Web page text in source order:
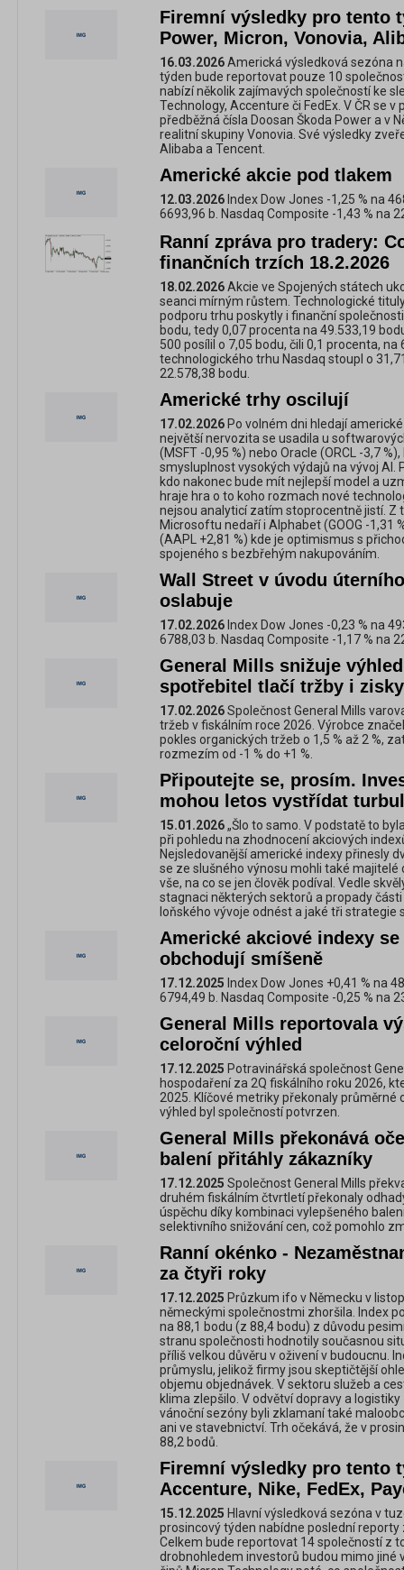
Firemní výsledky pro tento
Power, Micron, Vonovia,
16.03.2026Americká výsledková sezóna
týden bude reportovat pouze 10
nabízí několik zajímavých společností ke
Technology, Accenture či FedEx. V ČR se
předběžná čísla Doosan Škoda Power a v
realitní skupiny Vonovia. Své výsledky
Alibaba a Tencent.
Americké akcie pod tlakem
12.03.2026 Index Dow Jones -1,25 % na
6693,96 b. Nasdaq Composite -1,43 % na
Ranní zpráva pro tradery:
finančních trzích 18.2.2026
18.02.2026Akcie ve Spojených státech
seanci mírným růstem. Technologické
podporu trhu poskytly i finanční
bodu, tedy 0,07 procenta na 49.533,19
500 posílil o 7,05 bodu, čili 0,1 procenta, na
technologického trhu Nasdaq stoupl o
22.578,38 bodu.
Americké trhy oscilují
17.02.2026 Po volném dni hledají
největší nervozita se usadila u
(MSFT -0,95 %) nebo Oracle (ORCL -3,7
smysluplnost vysokých výdajů na vývoj AI.
kdo nakonec bude mít nejlepší model a
hraje hra o to koho rozmach nové
nejsou analyticí zatím stoprocentně jistí. Z
Microsoftu nedaří i Alphabet (GOOG -1,31
(AAPL +2,81 %) kde je optimismus s
spojeného s bezbřehým nakupováním.
Wall Street v úvodu
oslabuje
17.02.2026 Index Dow Jones -0,23 % na
6788,03 b. Nasdaq Composite -1,17 % na
General Mills snižuje
spotřebitel tlačí tržby i
17.02.2026Společnost General Mills
tržeb v fiskálním roce 2026. Výrobce
pokles organických tržeb o 1,5 % až 2 %,
rozmezím od -1 % do +1 %.
Připoutejte se, prosím.
mohou letos vystřídat
15.01.2026„Šlo to samo. V podstatě to
při pohledu na zhodnocení akciových
Nejsledovanější americké indexy přinesly
se ze slušného výnosu mohli také majitelé
vše, na co se jen člověk podíval. Vedle
stagnaci některých sektorů a propady části
loňského vývoje odnést a jaké tři strategie
Americké akciové indexy
obchodují smíšeně
17.12.2025 Index Dow Jones +0,41 % na
6794,49 b. Nasdaq Composite -0,25 % na
General Mills reportovala
celoroční výhled
17.12.2025 Potravinářská společnost
hospodaření za 2Q fiskálního roku 2026,
2025. Klíčové metriky překonaly průměrné
výhled byl společností potvrzen.
General Mills překonává
balení přitáhly zákazníky
17.12.2025 Společnost General Mills
druhém fiskálním čtvrtletí překonaly
úspěchu díky kombinaci vylepšeného
selektivního snižování cen, což pomohlo
Ranní okénko -
za čtyři roky
17.12.2025 Průzkum ifo v Německu v
německými společnostmi zhoršila. Index
na 88,1 bodu (z 88,4 bodu) z důvodu
stranu společnosti hodnotily současnou
příliš velkou důvěru v oživení v budoucnu.
průmyslu, jelikož firmy jsou skeptičtější
objemu objednávek. V sektoru služeb a
klima zlepšilo. V odvětví dopravy a
vánoční sezóny byli zklamaní také
ani ve stavebnictví. Trh očekává, že v
88,2 bodů.
Firemní výsledky pro tento
Accenture, Nike, FedEx,
15.12.2025 Hlavní výsledková sezóna v
prosincový týden nabídne poslední
Celkem bude reportovat 14 společností z
drobnohledem investorů budou mimo jiné